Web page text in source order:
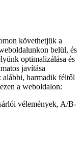
követhetjük a
belül, és
optimalizálása és
javítása
alábbi, harmadik féltől
a weboldalon:
vélemények, A/B-